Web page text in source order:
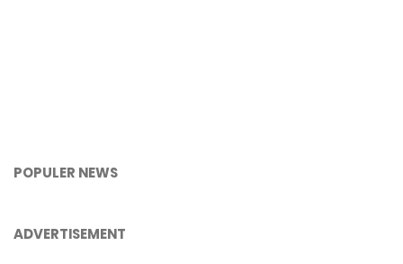
POPULER NEWS
ADVERTISEMENT